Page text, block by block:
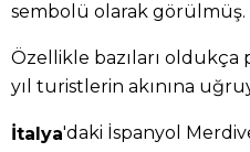
sembolü olarak görülmüş.
Özellikle bazıları
yıl turistlerin akınına
İtalya'daki İspanyol